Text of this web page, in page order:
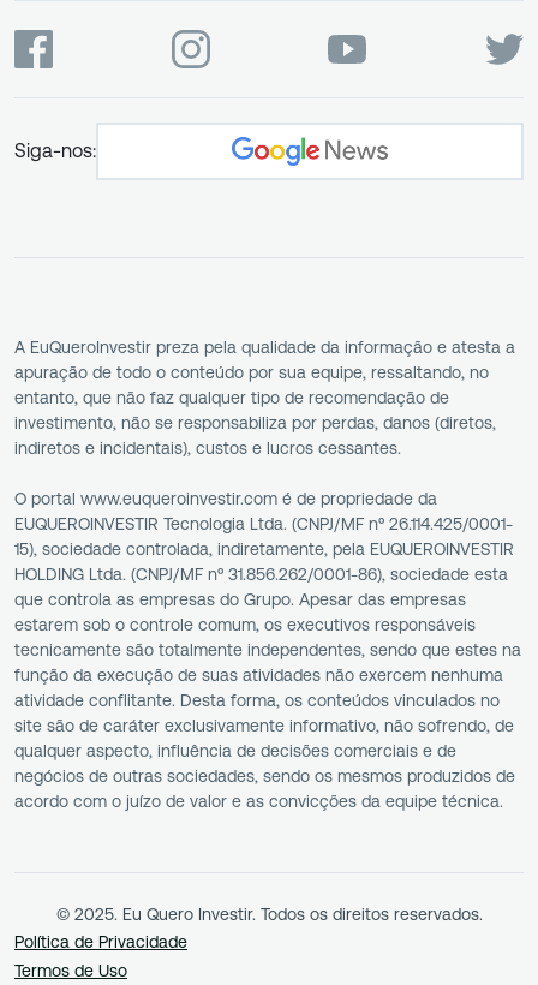
Siga-nos:
A EuQueroInvestir preza pela qualidade da informação e atesta a
apuração de todo o conteúdo por sua equipe, ressaltando, no
entanto, que não faz qualquer tipo de recomendação de
investimento, não se responsabiliza por perdas, danos (diretos,
indiretos e incidentais), custos e lucros cessantes.
O portal www.euqueroinvestir.com é de propriedade da
EUQUEROINVESTIR Tecnologia Ltda. (CNPJ/MF nº 26.114.425/0001-
15), sociedade controlada, indiretamente, pela EUQUEROINVESTIR
HOLDING Ltda. (CNPJ/MF nº 31.856.262/0001-86), sociedade esta
que controla as empresas do Grupo. Apesar das empresas
estarem sob o controle comum, os executivos responsáveis
tecnicamente são totalmente independentes, sendo que estes na
função da execução de suas atividades não exercem nenhuma
atividade conflitante. Desta forma, os conteúdos vinculados no
site são de caráter exclusivamente informativo, não sofrendo, de
qualquer aspecto, influência de decisões comerciais e de
negócios de outras sociedades, sendo os mesmos produzidos de
acordo com o juízo de valor e as convicções da equipe técnica.
© 2025. Eu Quero Investir. Todos os direitos reservados.
Política de Privacidade
Termos de Uso